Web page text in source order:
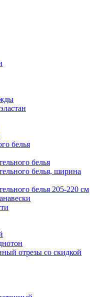
белья
белья
белья, ширина
белья 205-220 см
отрезы со скидкой